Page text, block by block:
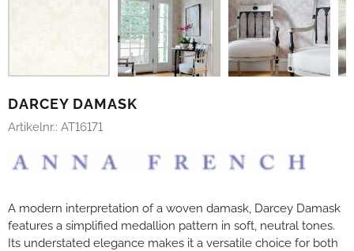
DARCEY DAMASK
Artikelnr.: AT16171
A modern interpretation of a woven damask, Darcey Damask
features a simplified medallion pattern in soft, neutral tones.
Its understated elegance makes it a versatile choice for both